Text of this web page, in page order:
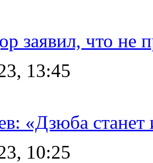
заявил, что не
13:45
«Дзюба станет
10:25